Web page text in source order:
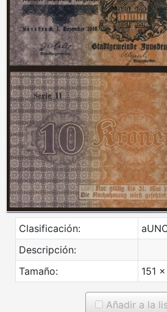
Clasificación:
Descripción:
Tamaño:
151
Añadir a la